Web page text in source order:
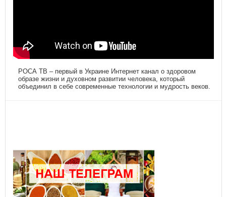
РОСА ТВ – первый в Украине Интернет канал о здоровом
образе жизни и духовном развитии человека, который
объединил в себе современные технологии и мудрость веков.